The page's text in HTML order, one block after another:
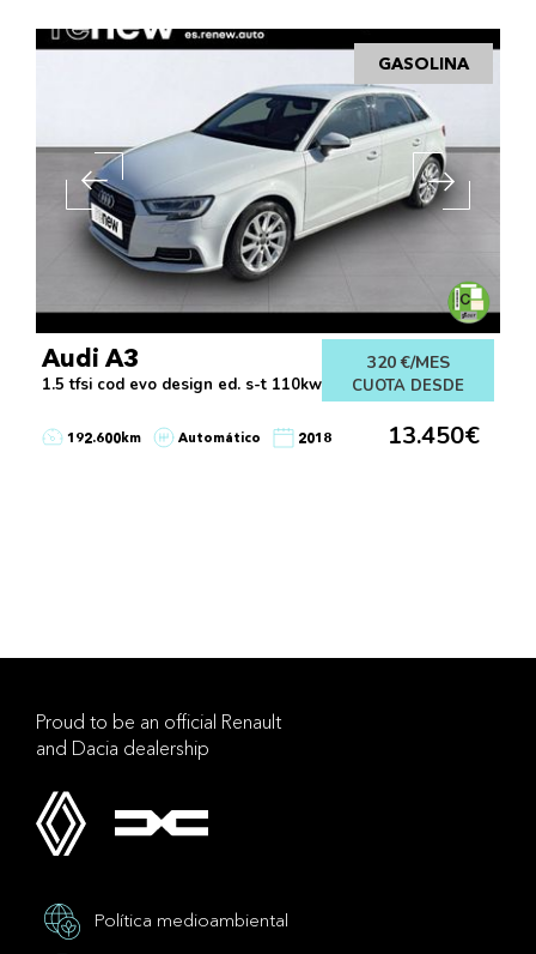
GASOLINA
Audi A3
1.5 tfsi cod evo design ed. s-t 110kw
320 €/MES
CUOTA DESDE
192.600km Automático 2018 13.450€
Proud to be an official Renault
and Dacia dealership
Política medioambiental